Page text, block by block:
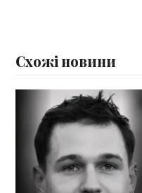
Схожі новини